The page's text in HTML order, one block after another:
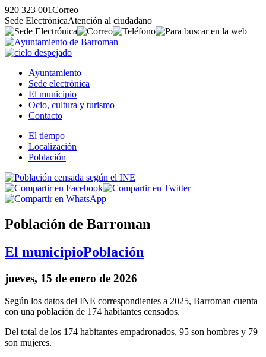
920 323 001Correo
Sede ElectrónicaAtención al ciudadano
Ayuntamiento
Sede electrónica
El municipio
Ocio, cultura y turismo
Contacto
El tiempo
Localización
Población
Población de Barroman
El municipioPoblación
jueves, 15 de enero de 2026
Según los datos del INE correspondientes a 2025, Barroman cuenta
con una población de 174 habitantes censados.
Del total de los 174 habitantes empadronados, 95 son hombres y 79
son mujeres.